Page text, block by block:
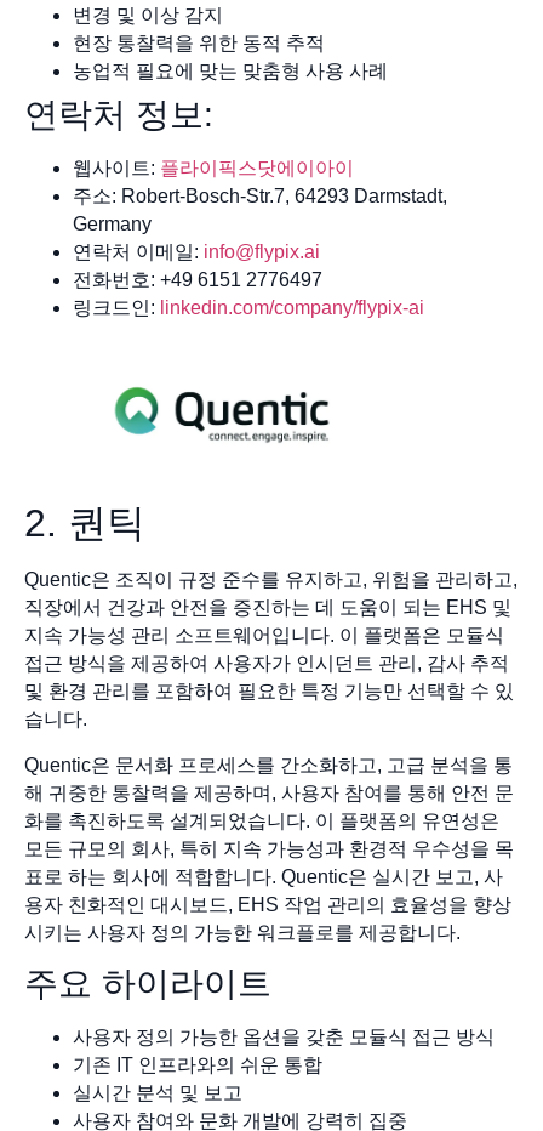
변경 및 이상 감지
현장 통찰력을 위한 동적 추적
농업적 필요에 맞는 맞춤형 사용 사례
연락처 정보:
웹사이트: 플라이픽스닷에이아이
주소: Robert-Bosch-Str.7, 64293 Darmstadt,
Germany
연락처 이메일: info@flypix.ai
전화번호: +49 6151 2776497
링크드인: linkedin.com/company/flypix-ai
2. 퀀틱
Quentic은 조직이 규정 준수를 유지하고, 위험을 관리하고,
직장에서 건강과 안전을 증진하는 데 도움이 되는 EHS 및
지속 가능성 관리 소프트웨어입니다. 이 플랫폼은 모듈식
접근 방식을 제공하여 사용자가 인시던트 관리, 감사 추적
및 환경 관리를 포함하여 필요한 특정 기능만 선택할 수 있
습니다.
Quentic은 문서화 프로세스를 간소화하고, 고급 분석을 통
해 귀중한 통찰력을 제공하며, 사용자 참여를 통해 안전 문
화를 촉진하도록 설계되었습니다. 이 플랫폼의 유연성은
모든 규모의 회사, 특히 지속 가능성과 환경적 우수성을 목
표로 하는 회사에 적합합니다. Quentic은 실시간 보고, 사
용자 친화적인 대시보드, EHS 작업 관리의 효율성을 향상
시키는 사용자 정의 가능한 워크플로를 제공합니다.
주요 하이라이트
사용자 정의 가능한 옵션을 갖춘 모듈식 접근 방식
기존 IT 인프라와의 쉬운 통합
실시간 분석 및 보고
사용자 참여와 문화 개발에 강력히 집중